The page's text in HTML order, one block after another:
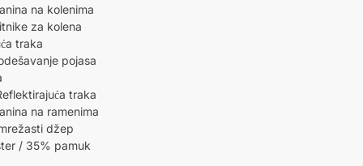
na kolenima
za kolena
traka
pojasa
traka
na ramenima
džep
/ 35% pamuk